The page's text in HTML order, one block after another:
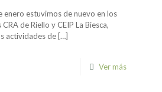
enero estuvimos de nuevo en los
de Riello y CEIP La Biesca,
actividades de […]
Ver más